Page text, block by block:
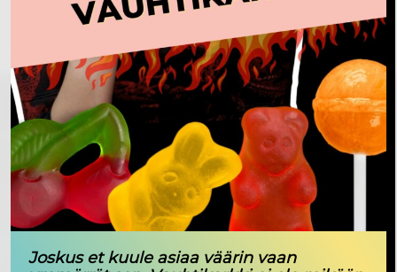
Joskus et kuule asiaa väärin vaan